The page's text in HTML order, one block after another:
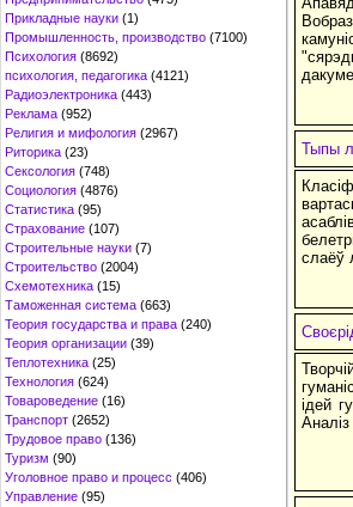
Прикладные науки (1)
Промышленность, производство (7100)
Психология (8692)
психология, педагогика (4121)
Радиоэлектроника (443)
Реклама (952)
Религия и мифология (2967)
Риторика (23)
Сексология (748)
Социология (4876)
Статистика (95)
Страхование (107)
Строительные науки (7)
Строительство (2004)
Схемотехника (15)
Таможенная система (663)
Теория государства и права (240)
Теория организации (39)
Теплотехника (25)
Технология (624)
Товароведение (16)
Транспорт (2652)
Трудовое право (136)
Туризм (90)
Уголовное право и процесс (406)
Управление (95)
Тыпы
слаёў
ідей